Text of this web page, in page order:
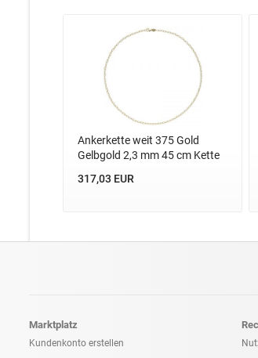
Ankerkette weit 375 Gold
Gelbgold 2,3 mm 45 cm Kette
317,03 EUR
Marktplatz
Kundenkonto erstellen